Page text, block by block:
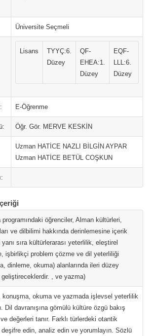
Üniversite Seçmeli
Lisans
TYYÇ:6.
Düzey
QF-
EHEA:1.
Düzey
EQF-
LLL:6.
Düzey
E-Öğrenme
Öğr. Gör. MERVE KESKİN
Uzman HATİCE NAZLI BİLGİN AYPAR
Uzman HATİCE BETÜL COŞKUN
öğrenciler, Alman kültürleri,
ve dilbilimi hakkında derinlemesine içerik
yanı sıra kültürlerarası yeterlilik, eleştirel
işbirlikçi problem çözme ve dil yeterliliği
dinleme, okuma) alanlarında ileri düzey
geliştireceklerdir. , ve yazma)
konuşma, okuma ve yazmada işlevsel yeterlilik
Dil davranışına gömülü kültüre özgü bakış
ve değerleri tanır. Farklı türlerdeki otantik
edin, analiz edin ve yorumlayın. Sözlü